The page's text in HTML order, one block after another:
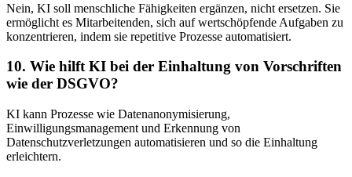
Nein, KI soll menschliche Fähigkeiten ergänzen, nicht ersetzen. Sie
ermöglicht es Mitarbeitenden, sich auf wertschöpfende Aufgaben zu
konzentrieren, indem sie repetitive Prozesse automatisiert.
10. Wie hilft KI bei der Einhaltung von Vorschriften
wie der DSGVO?
KI kann Prozesse wie Datenanonymisierung,
Einwilligungsmanagement und Erkennung von
Datenschutzverletzungen automatisieren und so die Einhaltung
erleichtern.